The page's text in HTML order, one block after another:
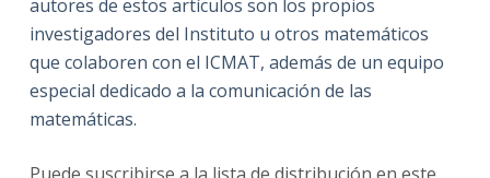
autores de estos artículos son los propios
investigadores del Instituto u otros matemáticos
que colaboren con el ICMAT, además de un equipo
especial dedicado a la comunicación de las
matemáticas.
Puede suscribirse a la lista de distribución en este